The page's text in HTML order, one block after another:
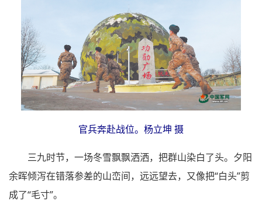
官兵奔赴战位。杨立坤 摄
三九时节，一场冬雪飘飘洒洒，把群山染白了头。夕阳
余晖倾泻在错落参差的山峦间，远远望去，又像把“白头”剪
成了“毛寸”。